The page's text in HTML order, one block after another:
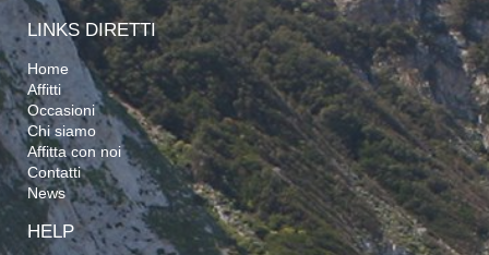
LINKS DIRETTI
Home
Affitti
Occasioni
Chi siamo
Affitta con noi
Contatti
News
HELP